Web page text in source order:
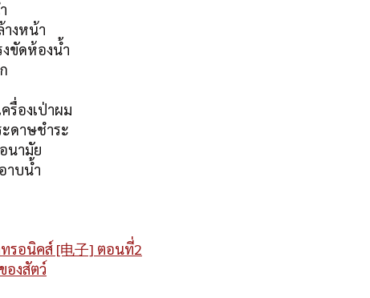
างหน้า
งขัดห้องน้ำ
รื่องเป่าผม
ะดาษชำระ
นามัย
าบน้ำ
รอนิคส์ [电子] ตอนที่2
องสัตว์